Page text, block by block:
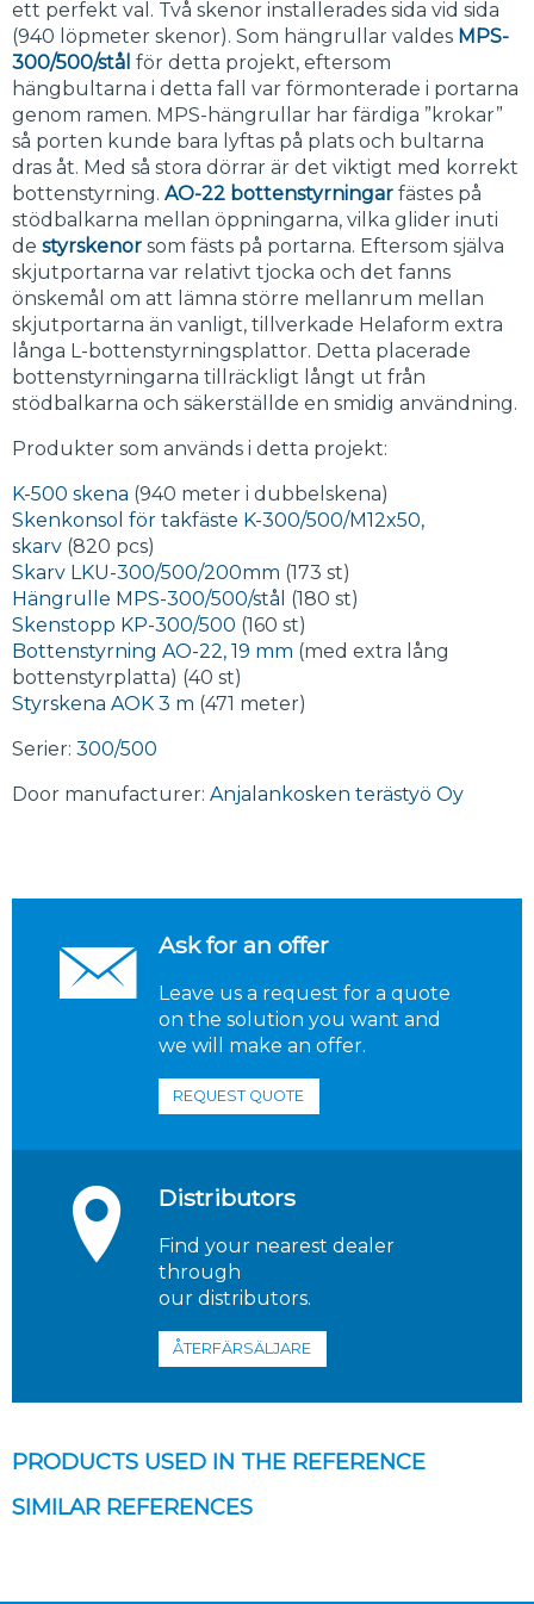
ett perfekt val. Två skenor installerades sida vid sida
(940 löpmeter skenor). Som hängrullar valdes MPS-
300/500/stål för detta projekt, eftersom
hängbultarna i detta fall var förmonterade i portarna
genom ramen. MPS-hängrullar har färdiga ”krokar”
så porten kunde bara lyftas på plats och bultarna
dras åt. Med så stora dörrar är det viktigt med korrekt
bottenstyrning. AO-22 bottenstyrningar fästes på
stödbalkarna mellan öppningarna, vilka glider inuti
de styrskenor som fästs på portarna. Eftersom själva
skjutportarna var relativt tjocka och det fanns
önskemål om att lämna större mellanrum mellan
skjutportarna än vanligt, tillverkade Helaform extra
långa L-bottenstyrningsplattor. Detta placerade
bottenstyrningarna tillräckligt långt ut från
stödbalkarna och säkerställde en smidig användning.
Produkter som används i detta projekt:
K-500 skena (940 meter i dubbelskena)
Skenkonsol för takfäste K-300/500/M12x50,
skarv (820 pcs)
Skarv LKU-300/500/200mm (173 st)
Hängrulle MPS-300/500/stål (180 st)
Skenstopp KP-300/500 (160 st)
Bottenstyrning AO-22, 19 mm (med extra lång
bottenstyrplatta) (40 st)
Styrskena AOK 3 m (471 meter)
Serier: 300/500
Door manufacturer: Anjalankosken terästyö Oy
Ask for an offer
Leave us a request for a quote
on the solution you want and
we will make an offer.
REQUEST QUOTE
Distributors
Find your nearest dealer
through
our distributors.
ÅTERFÄRSÄLJARE
PRODUCTS USED IN THE REFERENCE
SIMILAR REFERENCES